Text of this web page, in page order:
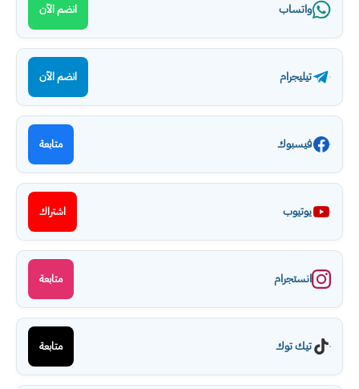
واتساب انضم الآن
تيليجرام انضم الآن
فيسبوك متابعة
يوتيوب اشتراك
انستجرام متابعة
تيك توك متابعة